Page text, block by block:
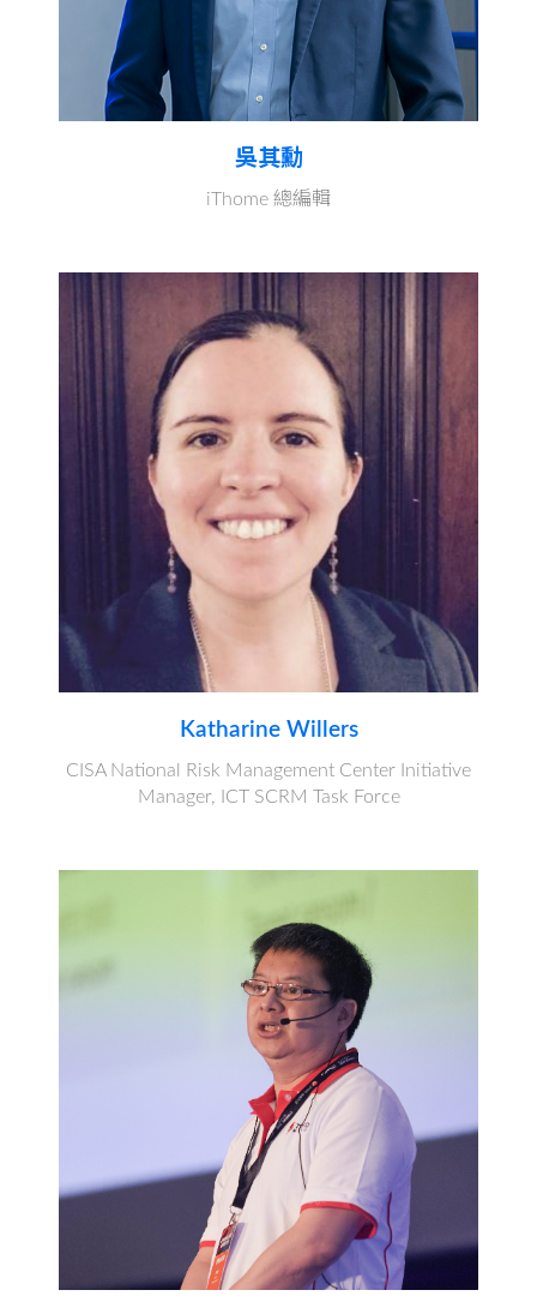
吳其勳
iThome 總編輯
Katharine Willers
CISA National Risk Management Center Initiative
Manager, ICT SCRM Task Force